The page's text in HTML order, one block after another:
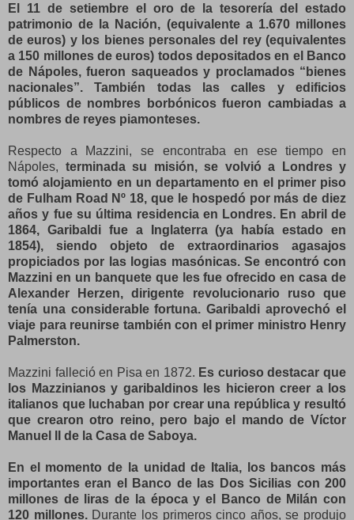
El 11 de setiembre el oro de la tesorería del estado
patrimonio de la Nación, (equivalente a 1.670 millones
de euros) y los bienes personales del rey (equivalentes
a 150 millones de euros) todos depositados en el Banco
de Nápoles, fueron saqueados y proclamados “bienes
nacionales”. También todas las calles y edificios
públicos de nombres borbónicos fueron cambiadas a
nombres de reyes piamonteses.
Respecto a Mazzini, se encontraba en ese tiempo en
Nápoles, terminada su misión, se volvió a Londres y
tomó alojamiento en un departamento en el primer piso
de Fulham Road Nº 18, que le hospedó por más de diez
años y fue su última residencia en Londres. En abril de
1864, Garibaldi fue a Inglaterra (ya había estado en
1854), siendo objeto de extraordinarios agasajos
propiciados por las logias masónicas. Se encontró con
Mazzini en un banquete que les fue ofrecido en casa de
Alexander Herzen, dirigente revolucionario ruso que
tenía una considerable fortuna. Garibaldi aprovechó el
viaje para reunirse también con el primer ministro Henry
Palmerston.
Mazzini falleció en Pisa en 1872. Es curioso destacar que
los Mazzinianos y garibaldinos les hicieron creer a los
italianos que luchaban por crear una república y resultó
que crearon otro reino, pero bajo el mando de Víctor
Manuel II de la Casa de Saboya.
En el momento de la unidad de Italia, los bancos más
importantes eran el Banco de las Dos Sicilias con 200
millones de liras de la época y el Banco de Milán con
120 millones. Durante los primeros cinco años, se produjo